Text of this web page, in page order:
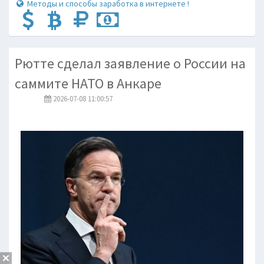
Методы и способы заработка в интернете !
Рютте сделал заявление о России на
саммите НАТО в Анкаре
2026-07-08 11:00:57